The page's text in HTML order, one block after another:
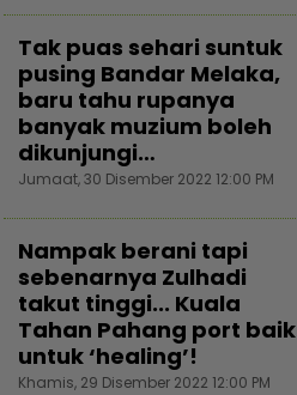
Tak puas sehari suntuk
pusing Bandar Melaka,
baru tahu rupanya
banyak muzium boleh
dikunjungi…
Jumaat, 30 Disember 2022 12:00 PM
Nampak berani tapi
sebenarnya Zulhadi
takut tinggi... Kuala
Tahan Pahang port baik
untuk ‘healing’!
Khamis, 29 Disember 2022 12:00 PM